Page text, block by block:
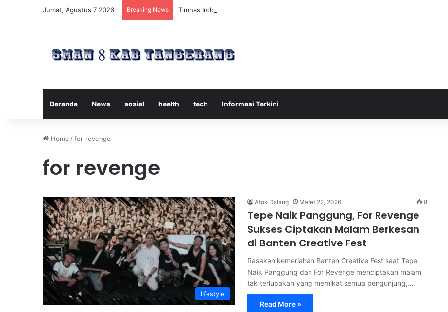
Jumat, Agustus 7 2026 Breaking News Timnas Indonesia U-17 Tereliminasi, Berikut 4 Tim Lolos ke Semifinal Piala AFF U-17 2026
Beranda News sosial health tech Informasi Terkini
Home /for revenge
for revenge
lifestyle
Atok Dalang Maret 22, 2026 8
Tepe Naik Panggung, For Revenge
Sukses Ciptakan Malam Berkesan
di Banten Creative Fest
Rasakan kemeriahan Banten Creative Fest saat Tepe
Naik Panggung dan For Revenge menciptakan malam
tak terlupakan yang memikat semua pengunjung,…
Read More »